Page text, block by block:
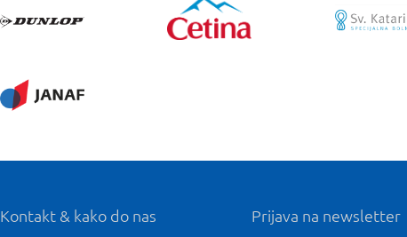
Kontakt & kako do nas Prijava na newsletter